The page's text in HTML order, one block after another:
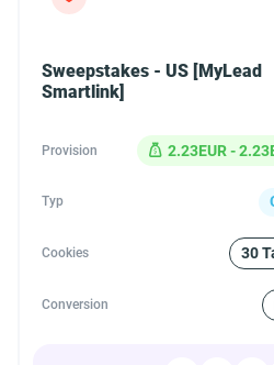
Sweepstakes - US [MyLead
Smartlink]
Provision 2.23EUR -
Typ
Cookies 30
Conversion